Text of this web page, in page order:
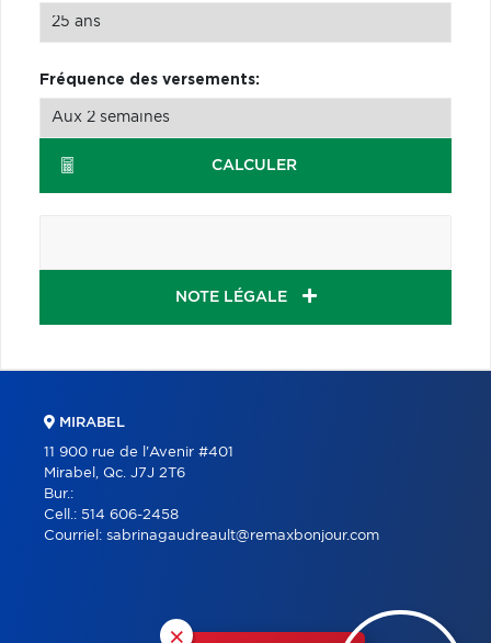
Fréquence des versements:
CALCULER
NOTE LÉGALE
×
MIRABEL
11 900 rue de l'Avenir #401
Mirabel, Qc. J7J 2T6
Bur.:
Cell.: 514 606-2458
Courriel: sabrinagaudreault@remaxbonjour.com